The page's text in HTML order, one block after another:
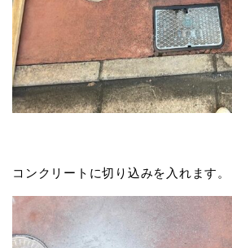
コンクリートに切り込みを入れます。